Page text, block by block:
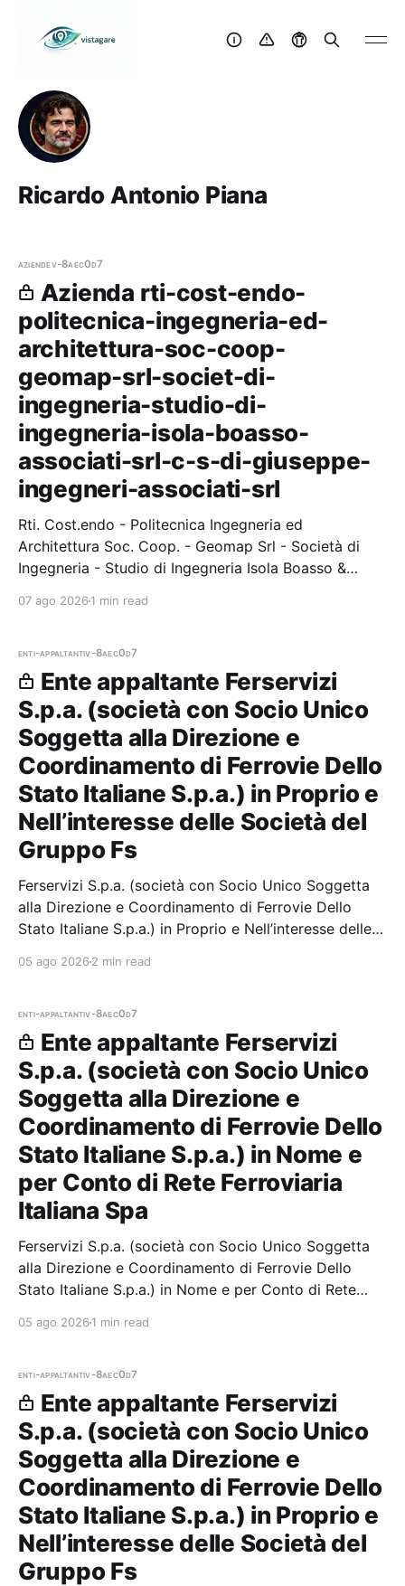
Ricardo Antonio Piana
aziendev-8aec0d7
Azienda rti-cost-endo-
politecnica-ingegneria-ed-
architettura-soc-coop-
geomap-srl-societ-di-
ingegneria-studio-di-
ingegneria-isola-boasso-
associati-srl-c-s-di-giuseppe-
ingegneri-associati-srl
Rti. Cost.endo - Politecnica Ingegneria ed
Architettura Soc. Coop. - Geomap Srl - Società di
Ingegneria - Studio di Ingegneria Isola Boasso &
Srl. — 1 gare vinte, 1
07 ago 2026 1 min read
enti-appaltantiv-8aec0d7
Ente appaltante Ferservizi
S.p.a. (società con Socio Unico
Soggetta alla Direzione e
Coordinamento di Ferrovie Dello
Stato Italiane S.p.a.) in Proprio e
Nell’interesse delle Società del
Gruppo Fs
Ferservizi S.p.a. (società con Socio Unico Soggetta
alla Direzione e Coordinamento di Ferrovie Dello
Stato Italiane S.p.a.) in Proprio e Nell’interesse delle
partecipazioni.
05 ago 2026 2 min read
enti-appaltantiv-8aec0d7
Ente appaltante Ferservizi
S.p.a. (società con Socio Unico
Soggetta alla Direzione e
Coordinamento di Ferrovie Dello
Stato Italiane S.p.a.) in Nome e
per Conto di Rete Ferroviaria
Italiana Spa
Ferservizi S.p.a. (società con Socio Unico Soggetta
alla Direzione e Coordinamento di Ferrovie Dello
Stato Italiane S.p.a.) in Nome e per Conto di Rete
partecipazioni. Il
05 ago 2026 1 min read
enti-appaltantiv-8aec0d7
Ente appaltante Ferservizi
S.p.a. (società con Socio Unico
Soggetta alla Direzione e
Coordinamento di Ferrovie Dello
Stato Italiane S.p.a.) in Proprio e
Nell’interesse delle Società del
Gruppo Fs